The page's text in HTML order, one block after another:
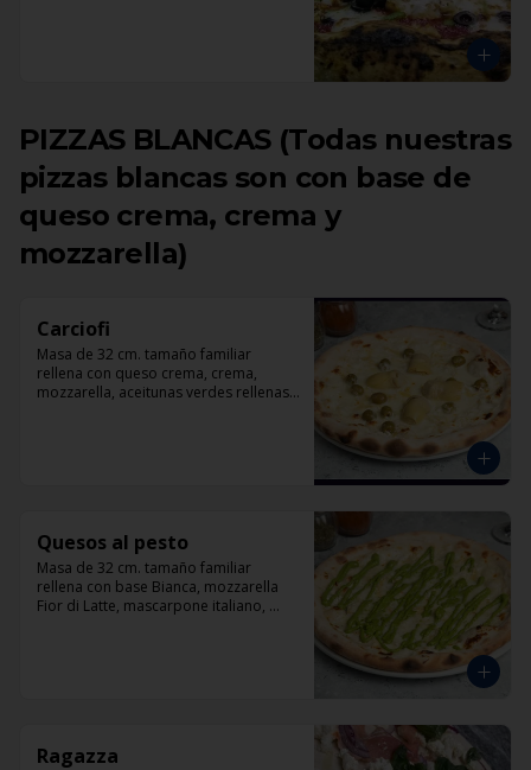
PIZZAS BLANCAS (Todas nuestras
pizzas blancas son con base de
queso crema, crema y
mozzarella)
Carciofi
Masa de 32 cm. tamaño familiar
rellena con queso crema, crema,
mozzarella, aceitunas verdes rellenas
Quesos al pesto
Masa de 32 cm. tamaño familiar
rellena con base Bianca, mozzarella
Fior di Latte, mascarpone italiano,
Ragazza